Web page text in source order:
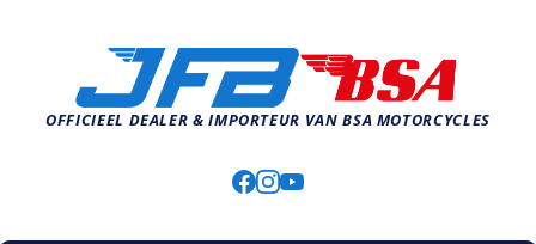
OFFICIEEL DEALER & IMPORTEUR VAN BSA MOTORCYCLES